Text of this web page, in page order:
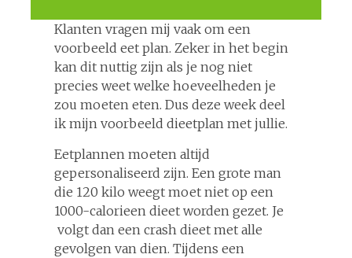
Klanten vragen mij vaak om een
voorbeeld eet plan. Zeker in het begin
kan dit nuttig zijn als je nog niet
precies weet welke hoeveelheden je
zou moeten eten. Dus deze week deel
ik mijn voorbeeld dieetplan met jullie.
Eetplannen moeten altijd
gepersonaliseerd zijn. Een grote man
die 120 kilo weegt moet niet op een
1000-calorieen dieet worden gezet. Je
volgt dan een crash dieet met alle
gevolgen van dien. Tijdens een